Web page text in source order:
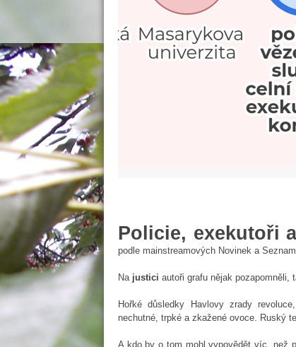
Policie, exekutoři
podle mainstreamových Novinek a
Na justici autoři grafu nějak pozapomněli,
Hořké důsledky Havlovy zrady
nechutné, trpké a zkažené ovoce. Ruský
A kdo by o tom mohl vypovědět víc, než